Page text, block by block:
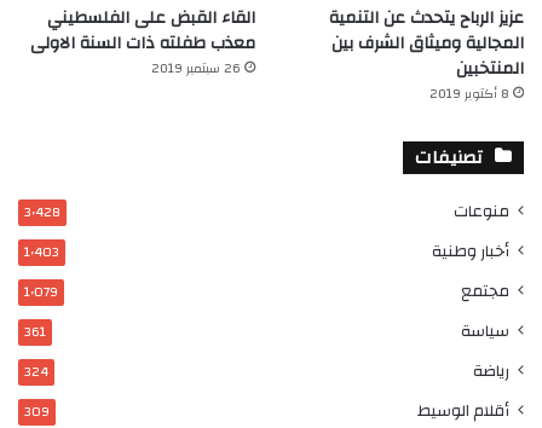
عزيز الرباح يتحدث عن التنمية
المجالية وميثاق الشرف بين
المنتخبين
8 أكتوبر 2019
القاء القبض على الفلسطيني
معذب طفلته ذات السنة الاولى
26 سبتمبر 2019
تصنيفات
منوعات 3٬428
أخبار وطنية 1٬403
مجتمع 1٬079
سياسة 361
رياضة 324
أقلام الوسيط 309